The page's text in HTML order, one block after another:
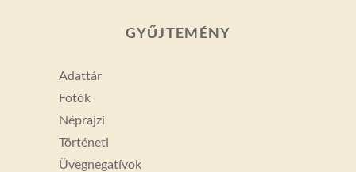
GYŰJTEMÉNY
Adattár
Fotók
Néprajzi
Történeti
Üvegnegatívok